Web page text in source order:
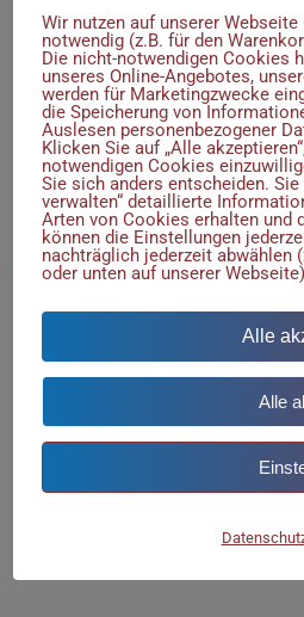
Wir nutzen auf unserer
notwendig (z.B. für den
Die nicht-notwendigen Cookies
unseres Online-Angebotes,
werden für Marketingzwecke
die Speicherung von
Auslesen personenbezogener
Klicken Sie auf „Alle
notwendigen Cookies
Sie sich anders entscheiden.
verwalten“ detaillierte
Arten von Cookies erhalten und
können die Einstellungen
nachträglich jederzeit abwählen
oder unten auf unserer
Alle
Alle